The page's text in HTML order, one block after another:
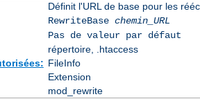
Définit l'URL de base pour les
RewriteBase chemin_URL
Pas de valeur par défaut
répertoire, .htaccess
FileInfo
Extension
mod_rewrite